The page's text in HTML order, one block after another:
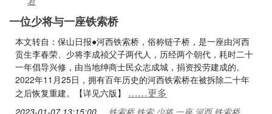
一位少将与一座铁索桥
本文转自：保山日报●河西铁索桥，俗称链子桥，是一座由河西
贡生李春荣、少将李成祯父子两代人，历经两个朝代，耗时二十
一年倡导兴修，由当地绅商士民众志成城，捐资投劳建成的。
2022年11月25日，拥有百年历史的河西铁索桥在被拆除二十年
之后恢复重建。【详见六版】 ……更多
2023-01-07 13:15:00 铁索桥,铁索,少将,一座,河西,铁索桥